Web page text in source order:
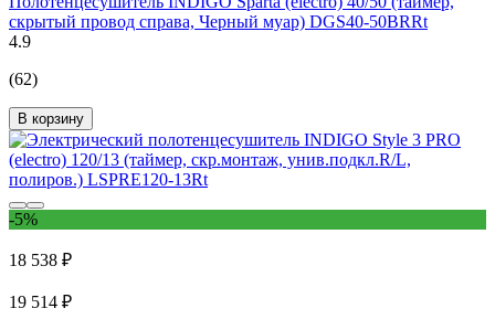
скрытый провод справа, Черный муар) DGS40-50BRRt
4.9
(62)
В корзину
-5%
18 538 ₽
19 514 ₽